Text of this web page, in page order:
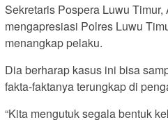
Sekretaris Pospera Luwu
mengapresiasi Polres Luwu
menangkap pelaku.
Dia berharap kasus ini bisa
fakta-faktanya terungkap di
“Kita mengutuk segala bentuk